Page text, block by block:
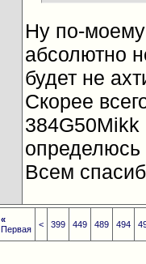
Ну по-моему
абсолютно
будет не
Скорее
384G50Mikk
определюсь
Всем
«
Первая
< 399 449 489 494